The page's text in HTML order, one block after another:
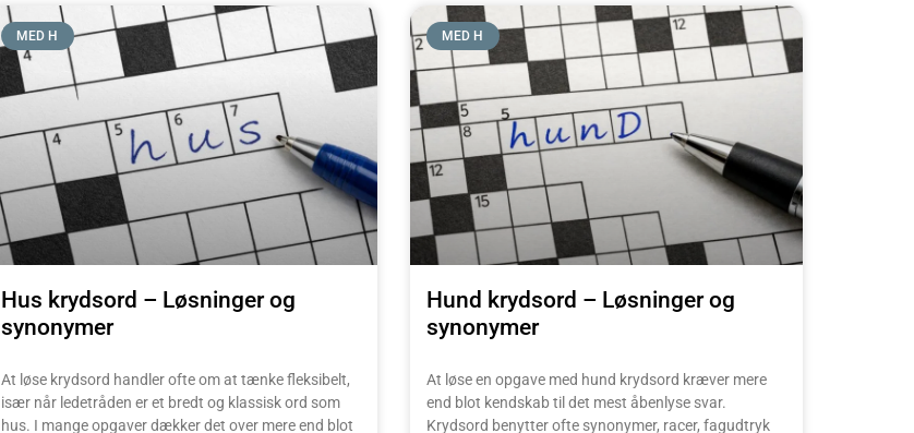
MED H
Hus krydsord – Løsninger og
synonymer
At løse krydsord handler ofte om at tænke fleksibelt,
især når ledetråden er et bredt og klassisk ord som
hus. I mange opgaver dækker det over mere end blot
MED H
Hund krydsord – Løsninger og
synonymer
At løse en opgave med hund krydsord kræver mere
end blot kendskab til det mest åbenlyse svar.
Krydsord benytter ofte synonymer, racer, fagudtryk